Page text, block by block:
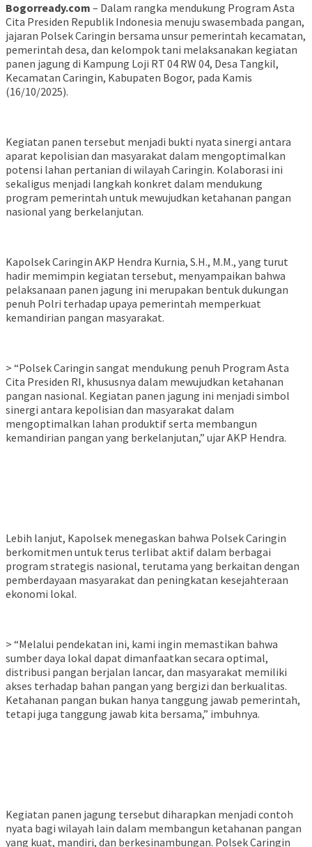
Bogorready.com – Dalam rangka mendukung Program Asta
Cita Presiden Republik Indonesia menuju swasembada pangan,
jajaran Polsek Caringin bersama unsur pemerintah kecamatan,
pemerintah desa, dan kelompok tani melaksanakan kegiatan
panen jagung di Kampung Loji RT 04 RW 04, Desa Tangkil,
Kecamatan Caringin, Kabupaten Bogor, pada Kamis
(16/10/2025).
Kegiatan panen tersebut menjadi bukti nyata sinergi antara
aparat kepolisian dan masyarakat dalam mengoptimalkan
potensi lahan pertanian di wilayah Caringin. Kolaborasi ini
sekaligus menjadi langkah konkret dalam mendukung
program pemerintah untuk mewujudkan ketahanan pangan
nasional yang berkelanjutan.
Kapolsek Caringin AKP Hendra Kurnia, S.H., M.M., yang turut
hadir memimpin kegiatan tersebut, menyampaikan bahwa
pelaksanaan panen jagung ini merupakan bentuk dukungan
penuh Polri terhadap upaya pemerintah memperkuat
kemandirian pangan masyarakat.
> “Polsek Caringin sangat mendukung penuh Program Asta
Cita Presiden RI, khususnya dalam mewujudkan ketahanan
pangan nasional. Kegiatan panen jagung ini menjadi simbol
sinergi antara kepolisian dan masyarakat dalam
mengoptimalkan lahan produktif serta membangun
kemandirian pangan yang berkelanjutan,” ujar AKP Hendra.
Lebih lanjut, Kapolsek menegaskan bahwa Polsek Caringin
berkomitmen untuk terus terlibat aktif dalam berbagai
program strategis nasional, terutama yang berkaitan dengan
pemberdayaan masyarakat dan peningkatan kesejahteraan
ekonomi lokal.
> “Melalui pendekatan ini, kami ingin memastikan bahwa
sumber daya lokal dapat dimanfaatkan secara optimal,
distribusi pangan berjalan lancar, dan masyarakat memiliki
akses terhadap bahan pangan yang bergizi dan berkualitas.
Ketahanan pangan bukan hanya tanggung jawab pemerintah,
tetapi juga tanggung jawab kita bersama,” imbuhnya.
Kegiatan panen jagung tersebut diharapkan menjadi contoh
nyata bagi wilayah lain dalam membangun ketahanan pangan
yang kuat, mandiri, dan berkesinambungan. Polsek Caringin